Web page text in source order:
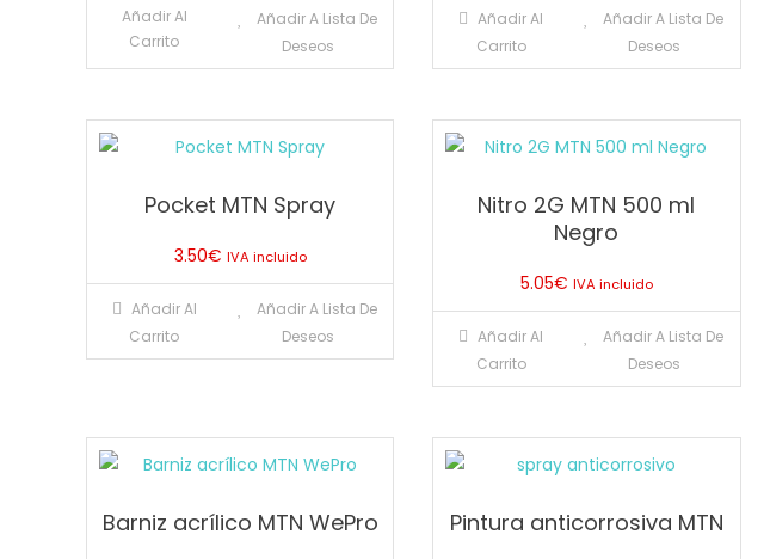
Añadir Al
Carrito
Añadir A Lista De
Deseos
Añadir Al
Carrito
Añadir A Lista De
Deseos
Pocket MTN Spray
3.50€ IVA incluido
Añadir Al
Carrito
Añadir A Lista De
Deseos
Nitro 2G MTN 500 ml
Negro
5.05€ IVA incluido
Añadir Al
Carrito
Añadir A Lista De
Deseos
Barniz acrílico MTN WePro Pintura anticorrosiva MTN